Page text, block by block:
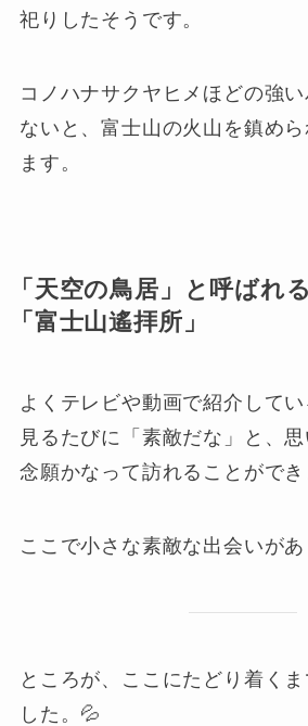
祀りしたそうです。
コノハナサクヤヒメほどの強
ないと、富士山の火山を鎮め
ます。
「天空の鳥居」と呼ばれる
「富士山遙拝所」
よくテレビや動画で紹介してい
見るたびに「素敵だな」と、思
念願かなって訪れることができ
ここで小さな素敵な出会いがあ
ところが、ここにたどり着く
した。💦